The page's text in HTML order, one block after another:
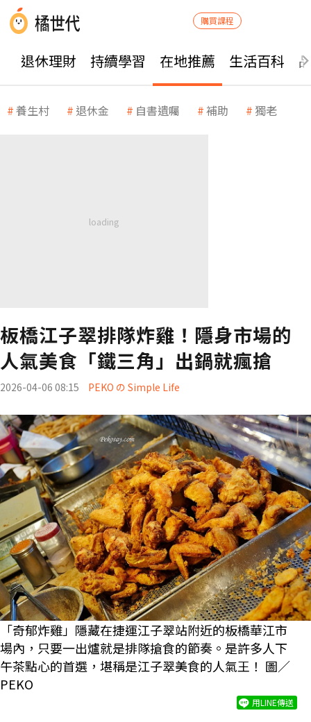
購買課程
退休理財 持續學習 在地推薦 生活百科
養生村 退休金 自書遺囑 補助 獨老
板橋江子翠排隊炸雞！隱身市場的
人氣美食「鐵三角」出鍋就瘋搶
2026-04-06 08:15 PEKO の Simple Life
「奇郁炸雞」隱藏在捷運江子翠站附近的板橋華江市
場內，只要一出爐就是排隊搶食的節奏。是許多人下
午茶點心的首選，堪稱是江子翠美食的人氣王！ 圖／
PEKO
用LINE傳送